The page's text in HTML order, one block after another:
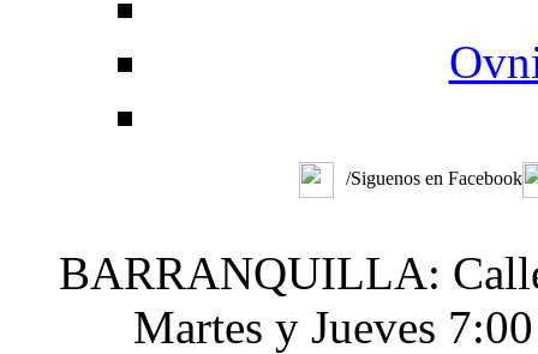
/Siguenos en Facebook
BARRANQUILLA:
Martes y Jueves